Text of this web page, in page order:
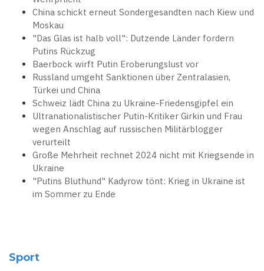
China schickt erneut Sondergesandten nach Kiew und
Moskau
"Das Glas ist halb voll": Dutzende Länder fordern
Putins Rückzug
Baerbock wirft Putin Eroberungslust vor
Russland umgeht Sanktionen über Zentralasien,
Türkei und China
Schweiz lädt China zu Ukraine-Friedensgipfel ein
Ultranationalistischer Putin-Kritiker Girkin und Frau
wegen Anschlag auf russischen Militärblogger
verurteilt
Große Mehrheit rechnet 2024 nicht mit Kriegsende in
Ukraine
"Putins Bluthund" Kadyrow tönt: Krieg in Ukraine ist
im Sommer zu Ende
Sport